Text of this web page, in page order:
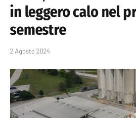
in leggero calo nel
semestre
2 Agosto 2024